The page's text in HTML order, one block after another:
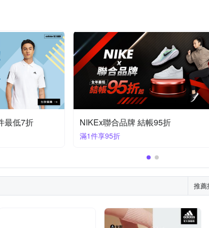
最低7折 NIKEx聯合品牌 結帳95折
滿1件享95折
推薦